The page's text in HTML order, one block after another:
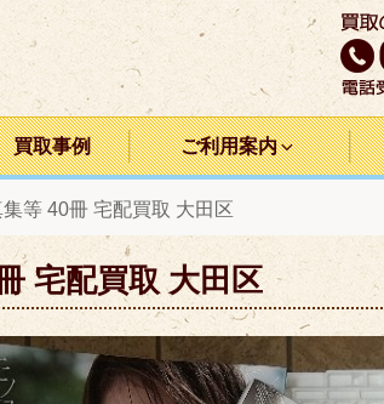
買取事例 ご利用案内
等 40冊 宅配買取 大田区
宅配買取 大田区